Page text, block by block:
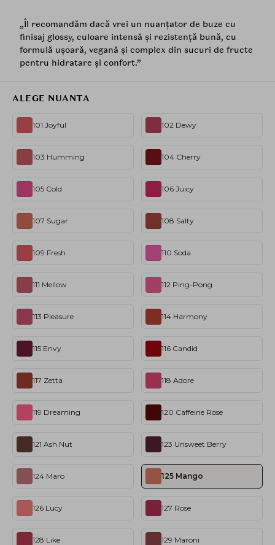
„Îl recomandăm dacă vrei un nuanțator de buze cu
finisaj glossy, culoare intensă și rezistență bună, cu
formulă ușoară, vegană și complex din sucuri de fructe
pentru hidratare și confort.”
ALEGE NUANTA
101 Joyful 102 Dewy
103 Humming 104 Cherry
105 Cold 106 Juicy
107 Sugar 108 Salty
109 Fresh 110 Soda
111 Mellow 112 Ping-Pong
113 Pleasure 114 Harmony
115 Envy 116 Candid
117 Zetta 118 Adore
119 Dreaming 120 Caffeine Rose
121 Ash Nut 123 Unsweet Berry
124 Maro 125 Mango
126 Lucy 127 Rose
128 Like 129 Maroni